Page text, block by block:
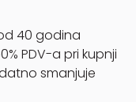
40 godina
PDV-a pri kupnji
smanjuje